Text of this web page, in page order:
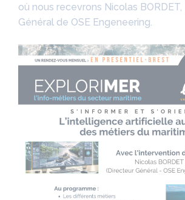
où nous recevrons Nicolas
Général de OSE Engeneering.